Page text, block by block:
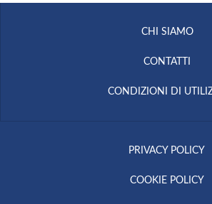
CHI SIAMO
CONTATTI
CONDIZIONI DI
PRIVACY POLICY
COOKIE POLICY